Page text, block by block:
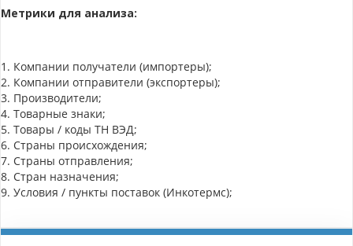
Метрики для анализа:
1. Компании получатели (импортеры);
2. Компании отправители (экспортеры);
3. Производители;
4. Товарные знаки;
5. Товары / коды ТН ВЭД;
6. Страны происхождения;
7. Страны отправления;
8. Стран назначения;
9. Условия / пункты поставок (Инкотермс);